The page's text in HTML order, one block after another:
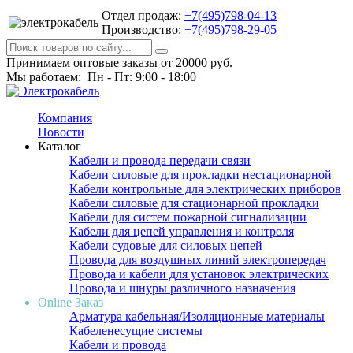
Отдел продаж: +7(495)798-04-13
Производство: +7(495)798-29-05
Принимаем оптовые заказы от 20000 руб.
Мы работаем: Пн - Пт: 9:00 - 18:00
Компания
Новости
Каталог
Кабели и провода передачи связи
Кабели силовые для прокладки нестационарной
Кабели контрольные для электрических приборов
Кабели силовые для стационарной прокладки
Кабели для систем пожарной сигнализации
Кабели для цепей управления и контроля
Кабели судовые для силовых цепей
Провода для воздушных линий электропередач
Провода и кабели для установок электрических
Провода и шнуры различного назначения
Online Заказ
Арматура кабельная/Изоляционные материалы
Кабеленесущие системы
Кабели и провода